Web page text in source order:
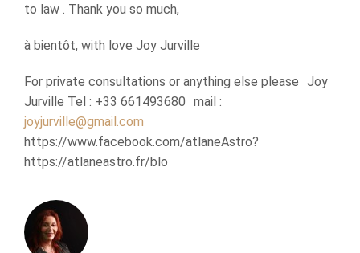
to law . Thank you so much,
à bientôt, with love Joy Jurville
For private consultations or anything else please Joy
Jurville Tel : +33 661493680 mail :
joyjurville@gmail.com
https://www.facebook.com/atlaneAstro?
https://atlaneastro.fr/blo